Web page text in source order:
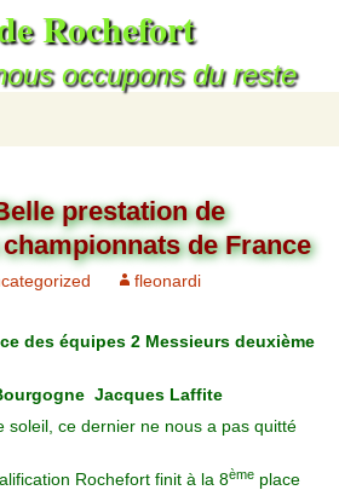
Rochefort
occupons du reste
prestation de
de France
fleonardi
des équipes 2 Messieurs deuxième
Jacques Laffite
soleil, ce dernier ne nous a pas quitté
Rochefort finit à la 8ème place